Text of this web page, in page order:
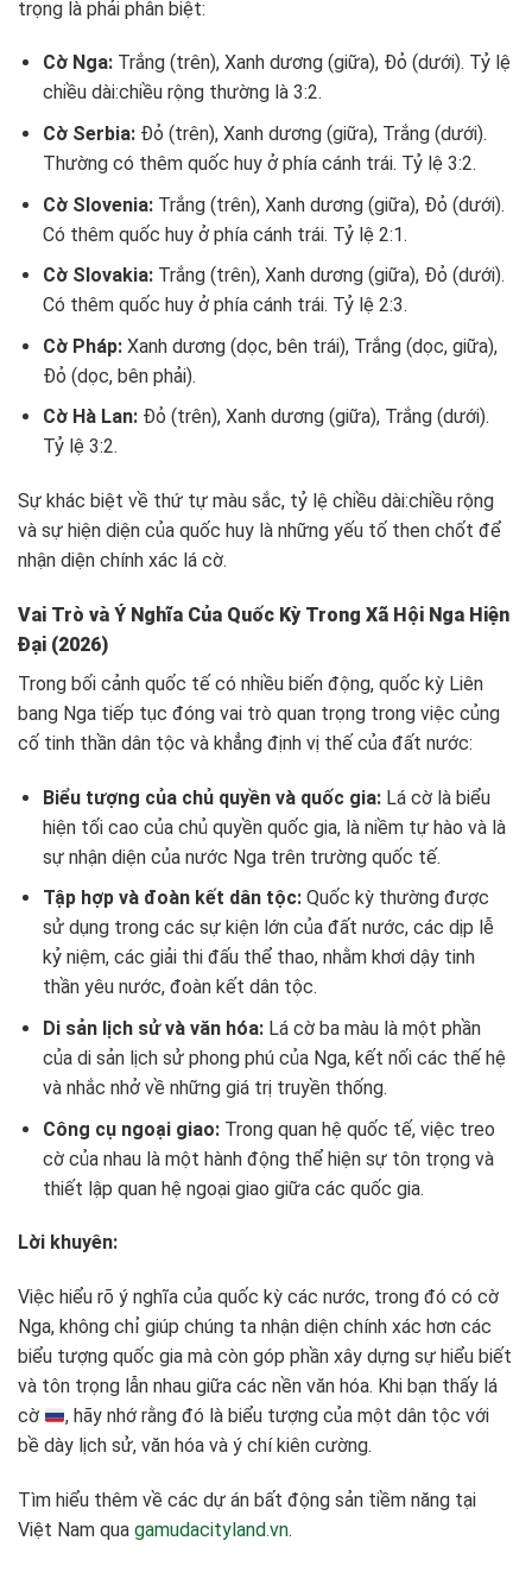
trọng là phải phân biệt:
Cờ Nga:Trắng (trên), Xanh dương (giữa), Đỏ (dưới). Tỷ lệ
chiều dài:chiều rộng thường là 3:2.
Cờ Serbia:Đỏ (trên), Xanh dương (giữa), Trắng (dưới).
Thường có thêm quốc huy ở phía cánh trái. Tỷ lệ 3:2.
Cờ Slovenia:Trắng (trên), Xanh dương (giữa), Đỏ (dưới).
Có thêm quốc huy ở phía cánh trái. Tỷ lệ 2:1.
Cờ Slovakia:Trắng (trên), Xanh dương (giữa), Đỏ (dưới).
Có thêm quốc huy ở phía cánh trái. Tỷ lệ 2:3.
Cờ Pháp:Xanh dương (dọc, bên trái), Trắng (dọc, giữa),
Đỏ (dọc, bên phải).
Cờ Hà Lan:Đỏ (trên), Xanh dương (giữa), Trắng (dưới).
Tỷ lệ 3:2.
Sự khác biệt về thứ tự màu sắc, tỷ lệ chiều dài:chiều rộng
và sự hiện diện của quốc huy là những yếu tố then chốt để
nhận diện chính xác lá cờ.
Vai Trò và Ý Nghĩa Của Quốc Kỳ Trong Xã Hội Nga Hiện
Đại (2026)
Trong bối cảnh quốc tế có nhiều biến động, quốc kỳ Liên
bang Nga tiếp tục đóng vai trò quan trọng trong việc củng
cố tinh thần dân tộc và khẳng định vị thế của đất nước:
Biểu tượng của chủ quyền và quốc gia:Lá cờ là biểu
hiện tối cao của chủ quyền quốc gia, là niềm tự hào và là
sự nhận diện của nước Nga trên trường quốc tế.
Tập hợp và đoàn kết dân tộc:Quốc kỳ thường được
sử dụng trong các sự kiện lớn của đất nước, các dịp lễ
kỷ niệm, các giải thi đấu thể thao, nhằm khơi dậy tinh
thần yêu nước, đoàn kết dân tộc.
Di sản lịch sử và văn hóa:Lá cờ ba màu là một phần
của di sản lịch sử phong phú của Nga, kết nối các thế hệ
và nhắc nhở về những giá trị truyền thống.
Công cụ ngoại giao:Trong quan hệ quốc tế, việc treo
cờ của nhau là một hành động thể hiện sự tôn trọng và
thiết lập quan hệ ngoại giao giữa các quốc gia.
Lời khuyên:
Việc hiểu rõ ý nghĩa của quốc kỳ các nước, trong đó có cờ
Nga, không chỉ giúp chúng ta nhận diện chính xác hơn các
biểu tượng quốc gia mà còn góp phần xây dựng sự hiểu biết
và tôn trọng lẫn nhau giữa các nền văn hóa. Khi bạn thấy lá
cờ
, hãy nhớ rằng đó là biểu tượng của một dân tộc với
bề dày lịch sử, văn hóa và ý chí kiên cường.
Tìm hiểu thêm về các dự án bất động sản tiềm năng tại
Việt Nam qua gamudacityland.vn.